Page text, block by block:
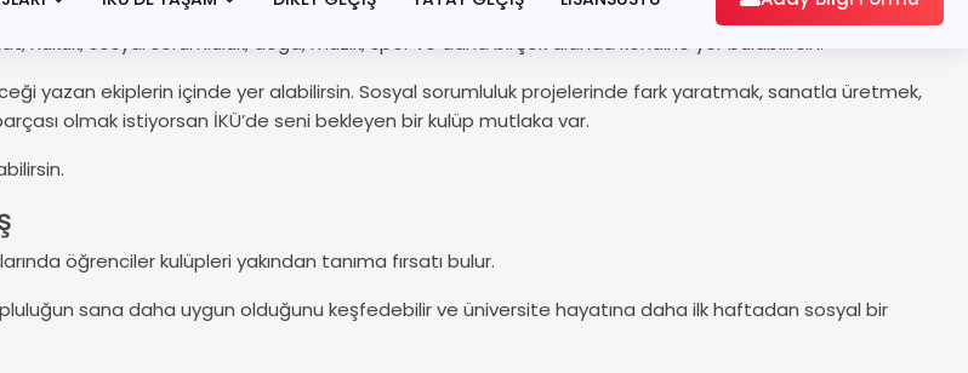
hukuk, sosyal sorumluluk, doğa, müzik, spor ve daha birçok alanda kendine yer bulabilirsin.
yazan ekiplerin içinde yer alabilirsin. Sosyal sorumluluk projelerinde fark yaratmak, sanatla üretmek,
olmak istiyorsan İKÜ’de seni bekleyen bir kulüp mutlaka var.
öğrenciler kulüpleri yakından tanıma fırsatı bulur.
sana daha uygun olduğunu keşfedebilir ve üniversite hayatına daha ilk haftadan sosyal bir